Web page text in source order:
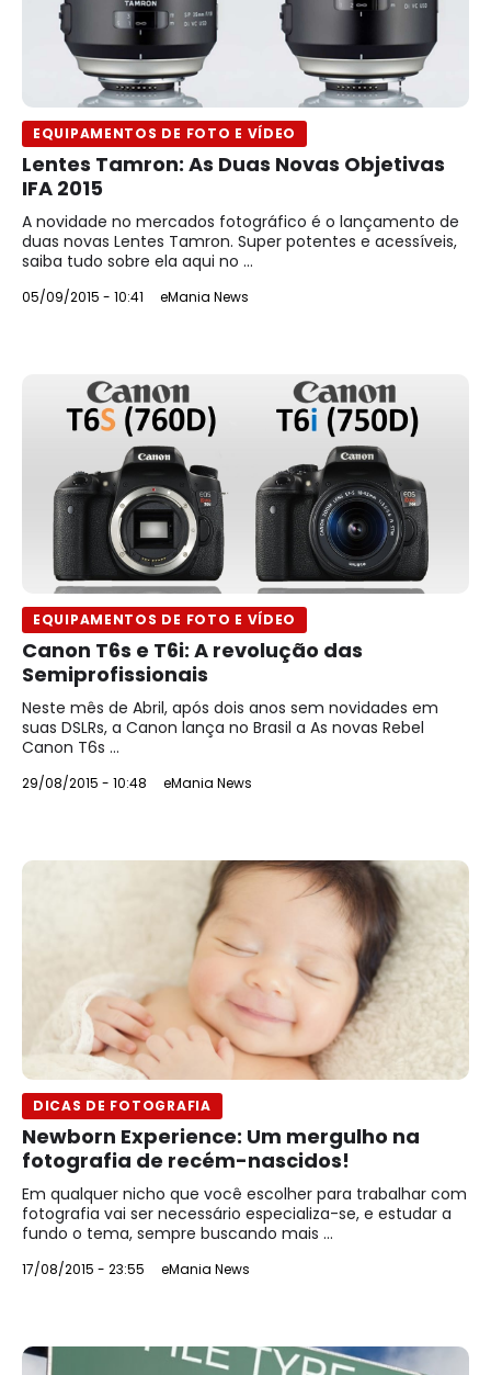
EQUIPAMENTOS DE FOTO E VÍDEO
Lentes Tamron: As Duas Novas Objetivas
IFA 2015
A novidade no mercados fotográfico é o lançamento de
duas novas Lentes Tamron. Super potentes e acessíveis,
saiba tudo sobre ela aqui no ...
05/09/2015 - 10:41 eMania News
EQUIPAMENTOS DE FOTO E VÍDEO
Canon T6s e T6i: A revolução das
Semiprofissionais
Neste mês de Abril, após dois anos sem novidades em
suas DSLRs, a Canon lança no Brasil a As novas Rebel
Canon T6s ...
29/08/2015 - 10:48 eMania News
DICAS DE FOTOGRAFIA
Newborn Experience: Um mergulho na
fotografia de recém-nascidos!
Em qualquer nicho que você escolher para trabalhar com
fotografia vai ser necessário especializa-se, e estudar a
fundo o tema, sempre buscando mais ...
17/08/2015 - 23:55 eMania News